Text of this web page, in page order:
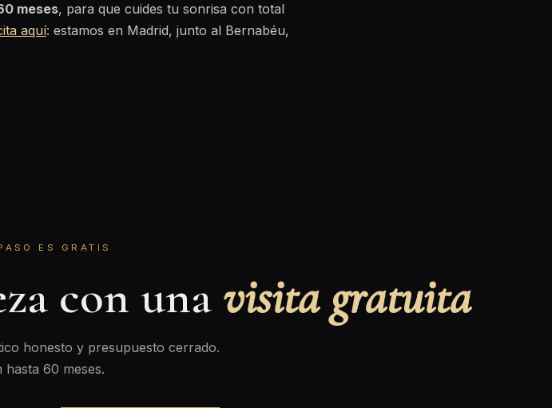
meses, para que cuides tu sonrisa con total
aquí: estamos en Madrid, junto al Bernabéu,
ES GRATIS
con una visita gratuita
honesto y presupuesto cerrado.
hasta 60 meses.